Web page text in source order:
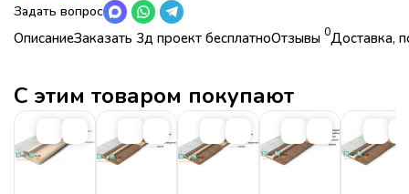
ОписаниеЗаказать 3д проект бесплатноОтзывы 0Доставка,
Коллекция
Детская мебель Классика 38 попугаев
Россия
Стиль
Современные,Классический
Цветовая гамма
рамух белый
Страна
Современные
Классический
Цветовая гамма
рамух белый
Задать вопрос
С этим товаром покупают